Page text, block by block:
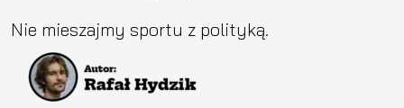
Nie mieszajmy sportu z polityką.